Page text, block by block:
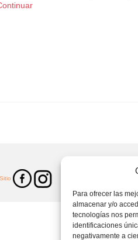
Para ofrecer las
almacenar y/o
tecnologías nos
identificaciones
negativamente a